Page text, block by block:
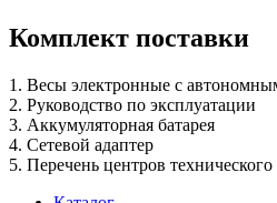
Комплект поставки
1. Весы электронные с
2. Руководство по эксплуатации
3. Аккумуляторная батарея
4. Сетевой адаптер
5. Перечень центров